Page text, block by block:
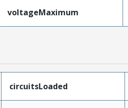
voltageMaximum
circuitsLoaded